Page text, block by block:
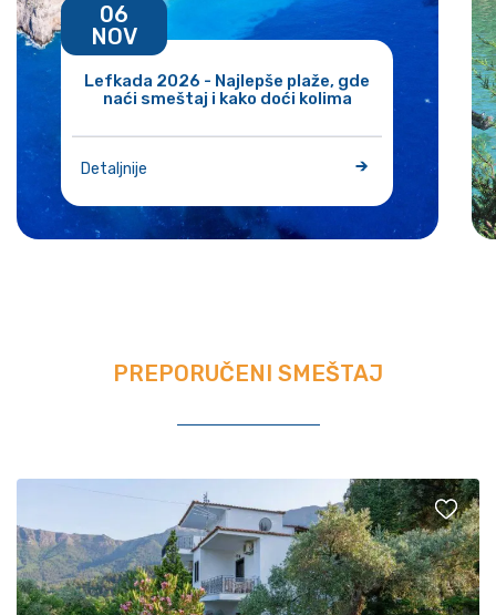
Lefkada 2026 - Najlepše plaže, gde
naći smeštaj i kako doći kolima
Detaljnije
06
NOV
PREPORUČENI SMEŠTAJ